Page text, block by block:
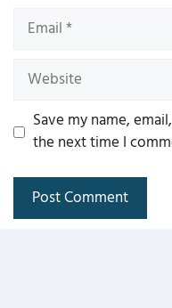
Email
Website
Save my name,
the next time I